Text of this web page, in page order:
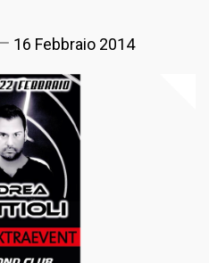
16 Febbraio 2014